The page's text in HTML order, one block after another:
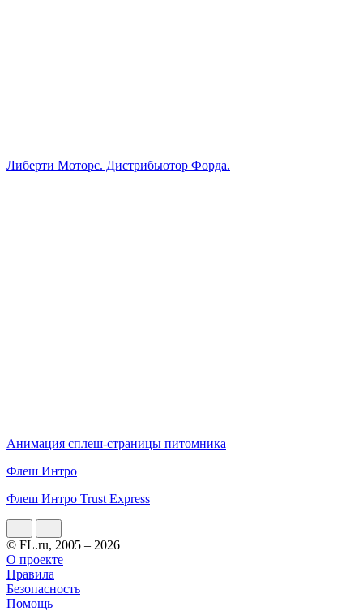
Либерти Моторс. Дистрибьютор Форда.
Анимация сплеш-страницы питомника
Флеш Интро
Флеш Интро Trust Express
© FL.ru, 2005 – 2026
О проекте
Правила
Безопасность
Помощь